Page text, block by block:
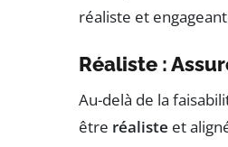
réaliste et
Réaliste :
Au-delà de la
être réaliste et